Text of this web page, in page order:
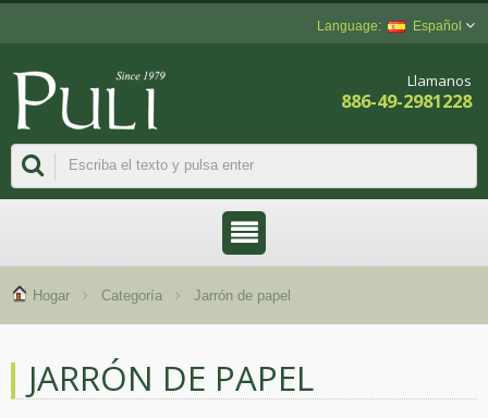
Español
Llamanos
886-49-2981228
Hogar Categoría Jarrón de papel
JARRÓN DE PAPEL